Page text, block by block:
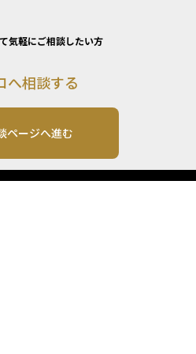
気軽にご相談したい方
へ相談する
ページへ進む